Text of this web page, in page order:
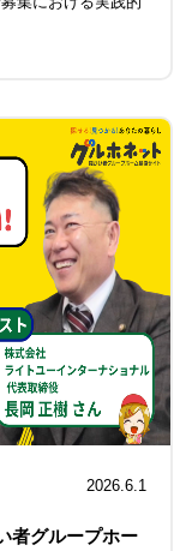
2026.6.1
者グループホー